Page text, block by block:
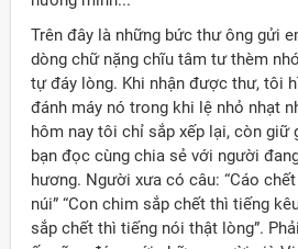
Trên đây là những bức thư ông gửi
dòng chữ nặng chĩu tâm tư thèm
tự đáy lòng. Khi nhận được thư, tôi
đánh máy nó trong khi lệ nhỏ nhạt
hôm nay tôi chỉ sắp xếp lại, còn giữ
bạn đọc cùng chia sẻ với người
hương. Người xưa có câu: “Cáo
núi” “Con chim sắp chết thì tiếng
sắp chết thì tiếng nói thật lòng”.